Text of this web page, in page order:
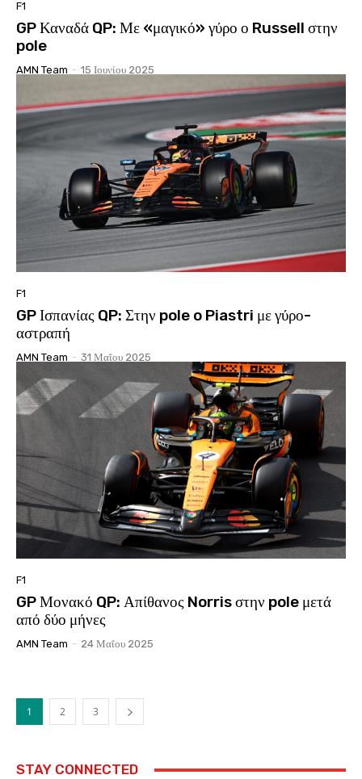
F1
GP Καναδά QP: Με «μαγικό» γύρο ο Russell στην
pole
AMN Team - 15 Ιουνίου 2025
F1
GP Ισπανίας QP: Στην pole o Piastri με γύρο-
αστραπή
AMN Team - 31 Μαΐου 2025
F1
GP Μονακό QP: Απίθανος Norris στην pole μετά
από δύο μήνες
AMN Team - 24 Μαΐου 2025
1 2 3
STAY CONNECTED